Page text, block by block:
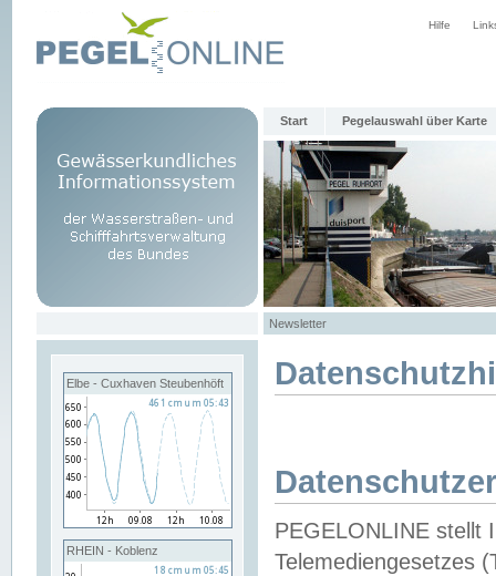
Hilfe
Start Pegelauswahl über Karte
Newsletter
Elbe - Cuxhaven Steubenhöft
RHEIN - Koblenz
PEGELONLINE stellt
Telemediengesetzes